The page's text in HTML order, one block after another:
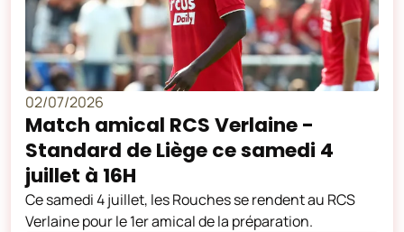
02/07/2026
Match amical RCS Verlaine -
Standard de Liège ce samedi 4
juillet à 16H
Ce samedi 4 juillet, les Rouches se rendent au RCS
Verlaine pour le 1er amical de la préparation.